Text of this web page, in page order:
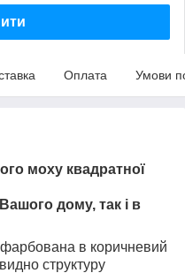
Оплата Умови
моху квадратної
дому, так і в
в коричневий
структуру